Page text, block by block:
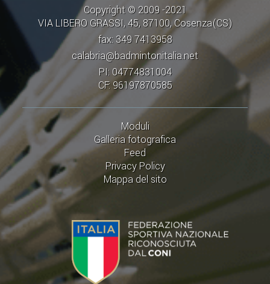
Copyright © 2009 -2021
VIA LIBERO GRASSI, 45, 87100, Cosenza(CS)
fax: 349 7413958
calabria@badmintonitalia.net
PI: 04774831004
CF: 96197870585
Moduli
Galleria fotografica
Feed
Privacy Policy
Mappa del sito
CAMPIONATI
CALENDARIO
FIBA NAZIONALE